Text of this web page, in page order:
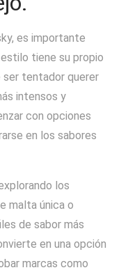
es importante
tiene su propio
ser tentador querer
intensos y
con opciones
en los sabores
los
malta única o
de sabor más
en una opción
marcas como